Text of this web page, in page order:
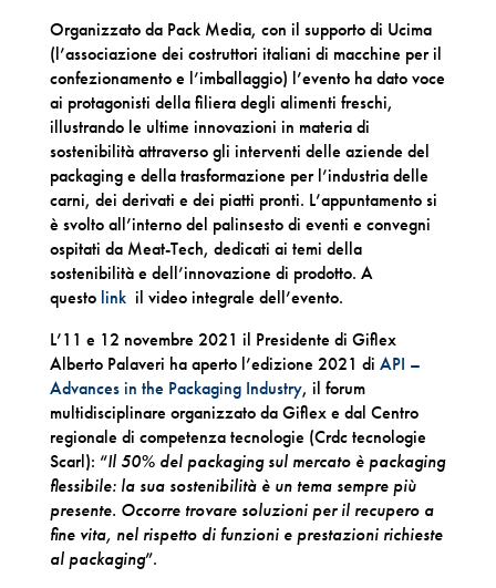
Organizzato da Pack Media, con il supporto di Ucima
(l’associazione dei costruttori italiani di macchine per il
confezionamento e l’imballaggio) l’evento ha dato voce
ai protagonisti della filiera degli alimenti freschi,
illustrando le ultime innovazioni in materia di
sostenibilità attraverso gli interventi delle aziende del
packaging e della trasformazione per l’industria delle
carni, dei derivati e dei piatti pronti. L’appuntamento si
è svolto all’interno del palinsesto di eventi e convegni
ospitati da Meat-Tech, dedicati ai temi della
sostenibilità e dell’innovazione di prodotto. A
questo link il video integrale dell’evento.
L’11 e 12 novembre 2021 il Presidente di Giflex
Alberto Palaveri ha aperto l’edizione 2021 di API –
Advances in the Packaging Industry, il forum
multidisciplinare organizzato da Giflex e dal Centro
regionale di competenza tecnologie (Crdc tecnologie
Scarl): “Il 50% del packaging sul mercato è packaging
flessibile: la sua sostenibilità è un tema sempre più
presente. Occorre trovare soluzioni per il recupero a
fine vita, nel rispetto di funzioni e prestazioni richieste
al packaging”.